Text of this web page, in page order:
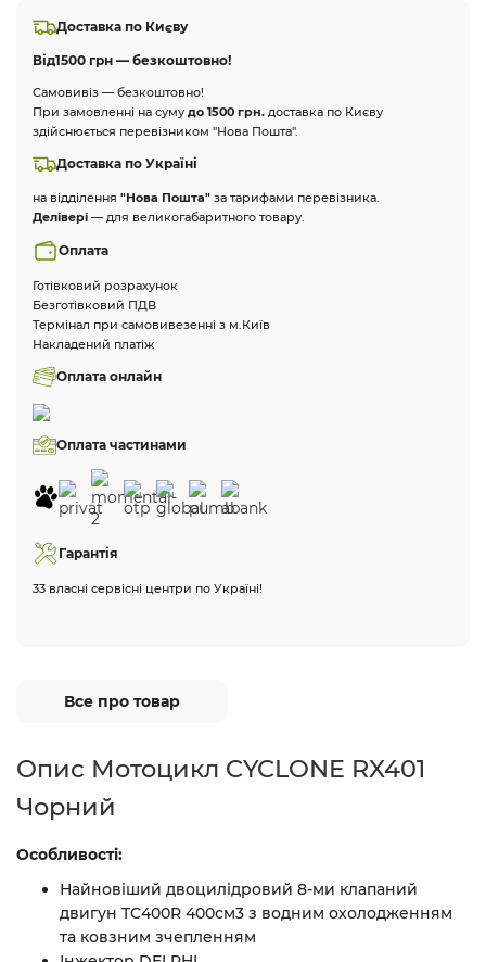
Доставка по Києву
Від1500 грн — безкоштовно!
Самовивіз — безкоштовно!
При замовленні на суму до 1500 грн. доставка по Києву
здійснюється перевізником "Нова Пошта".
Доставка по Україні
на відділення "Нова Пошта" за тарифами перевізника.
Делівері — для великогабаритного товару.
Оплата
Готівковий розрахунок
Безготівковий ПДВ
Термінал при самовивезенні з м.Київ
Накладений платіж
Оплата онлайн
Оплата частинами
Гарантія
33 власні сервісні центри по Україні!
Все про товар
Опис Мотоцикл CYCLONE RX401
Чорний
Особливості:
Найновіший двоцилідровий 8-ми клапаний
двигун TC400R 400см3 з водним охолодженням
та ковзним зчепленням